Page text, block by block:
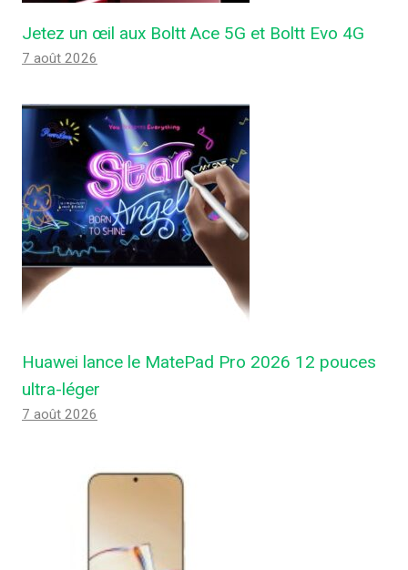
Jetez un œil aux Boltt Ace 5G et Boltt Evo 4G
7 août 2026
Huawei lance le MatePad Pro 2026 12 pouces
ultra-léger
7 août 2026